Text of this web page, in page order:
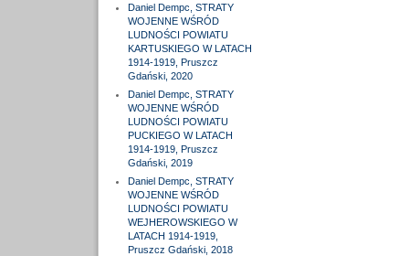
Daniel Dempc, STRATY
WOJENNE WŚRÓD
LUDNOŚCI POWIATU
KARTUSKIEGO W LATACH
1914-1919, Pruszcz
Gdański, 2020
Daniel Dempc, STRATY
WOJENNE WŚRÓD
LUDNOŚCI POWIATU
PUCKIEGO W LATACH
1914-1919, Pruszcz
Gdański, 2019
Daniel Dempc, STRATY
WOJENNE WŚRÓD
LUDNOŚCI POWIATU
WEJHEROWSKIEGO W
LATACH 1914-1919,
Pruszcz Gdański, 2018